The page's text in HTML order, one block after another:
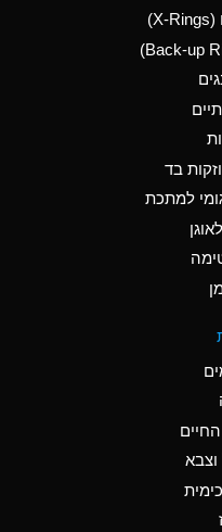
B
A
D
בד
למתכת